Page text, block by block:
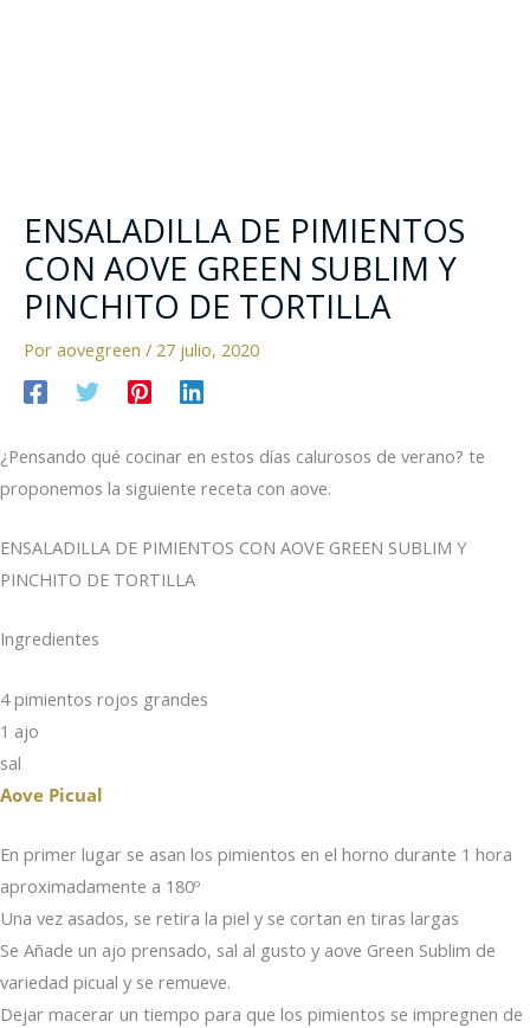
ENSALADILLA DE PIMIENTOS
CON AOVE GREEN SUBLIM Y
PINCHITO DE TORTILLA
Por aovegreen / 27 julio, 2020
¿Pensando qué cocinar en estos días calurosos de verano? te
proponemos la siguiente receta con aove.
ENSALADILLA DE PIMIENTOS CON AOVE GREEN SUBLIM Y
PINCHITO DE TORTILLA
Ingredientes
4 pimientos rojos grandes
1 ajo
sal
Aove Picual
En primer lugar se asan los pimientos en el horno durante 1 hora
aproximadamente a 180º
Una vez asados, se retira la piel y se cortan en tiras largas
Se Añade un ajo prensado, sal al gusto y aove Green Sublim de
variedad picual y se remueve.
Dejar macerar un tiempo para que los pimientos se impregnen de